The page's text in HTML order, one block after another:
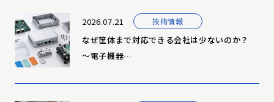
2026.07.21 技術情報
なぜ筐体まで対応できる会社は少ないのか？
～電子機器…